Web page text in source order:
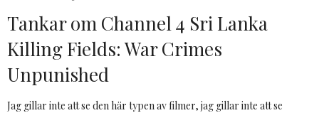
Tankar om Channel 4 Sri Lanka
Killing Fields: War Crimes
Unpunished
Jag gillar inte att se den här typen av filmer, jag gillar inte att se